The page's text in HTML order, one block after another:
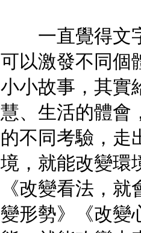
一直覺得文字
可以激發不同個
小小故事，其實
慧、生活的體會
的不同考驗，走
境，就能改變環
《改變看法，
變形勢》《改變